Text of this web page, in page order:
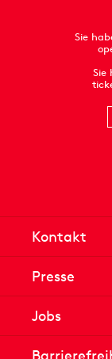
Sie
Sie
Kontakt
Presse
Jobs